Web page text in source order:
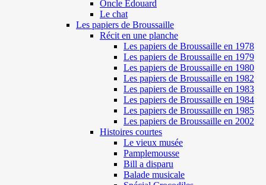
Oncle Edouard
Le chat
Les papiers de Broussaille
Récit en une planche
Les papiers de Broussaille en 1978
Les papiers de Broussaille en 1979
Les papiers de Broussaille en 1980
Les papiers de Broussaille en 1982
Les papiers de Broussaille en 1983
Les papiers de Broussaille en 1984
Les papiers de Broussaille en 1985
Les papiers de Broussaille en 2002
Histoires courtes
Le vieux musée
Pamplemousse
Bill a disparu
Balade musicale